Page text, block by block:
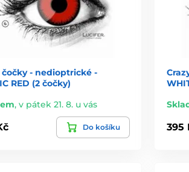
čočky - nedioptrické -
RED (2 čočky)
, v pátek 21. 8. u vás
Do košíku 395